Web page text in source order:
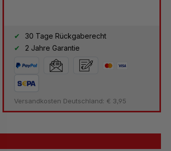
30 Tage Rückgaberecht
2 Jahre Garantie
Versandkosten Deutschland: € 3,95